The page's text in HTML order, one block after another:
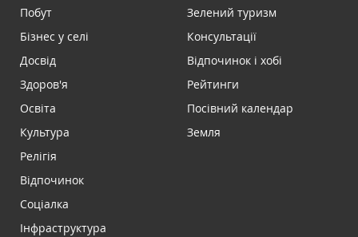
Побут
Бізнес у селі
Досвід
Здоров'я
Освіта
Культура
Релігія
Відпочинок
Соціалка
Інфраструктура
Зелений туризм
Консультації
Відпочинок і хобі
Рейтинги
Посівний календар
Земля